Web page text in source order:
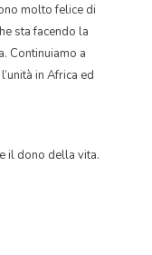
molto felice di
sta facendo la
Continuiamo a
in Africa ed
il dono della vita.